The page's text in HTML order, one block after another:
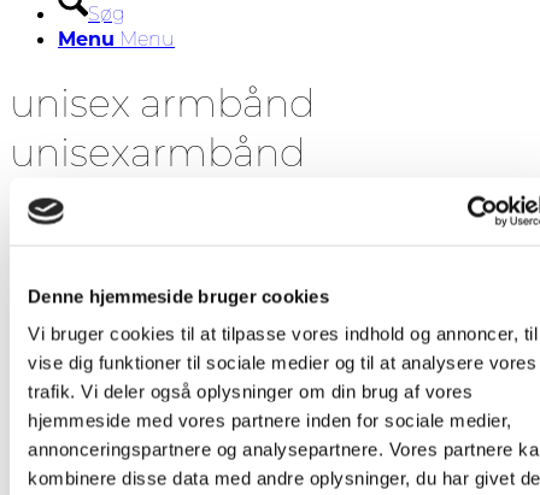
Denne hjemmeside bruger cookies
Vi bruger cookies til at tilpasse vores indhold og annoncer,
vise dig funktioner til sociale medier og til at analysere vores
trafik. Vi deler også oplysninger om din brug af vores
hjemmeside med vores partnere inden for sociale medier,
annonceringspartnere og analysepartnere. Vores partnere
kombinere disse data med andre oplysninger, du har givet
Søg
Menu Menu
unisex armbånd
unisexarmbånd
Sortering
Navn
Dato
Popularity (sales)
Average rating
Relevance
Tilfældig
Product ID